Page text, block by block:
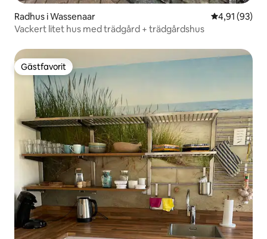
Radhus i Wassenaar 4,91 av 5 i
4,91 (93)
Vackert litet hus med trädgård + trädgårdshus
Gästfavorit
Gästfavorit